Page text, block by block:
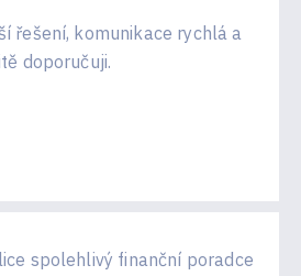
řešení, komunikace rychlá a
doporučuji.
spolehlivý finanční poradce